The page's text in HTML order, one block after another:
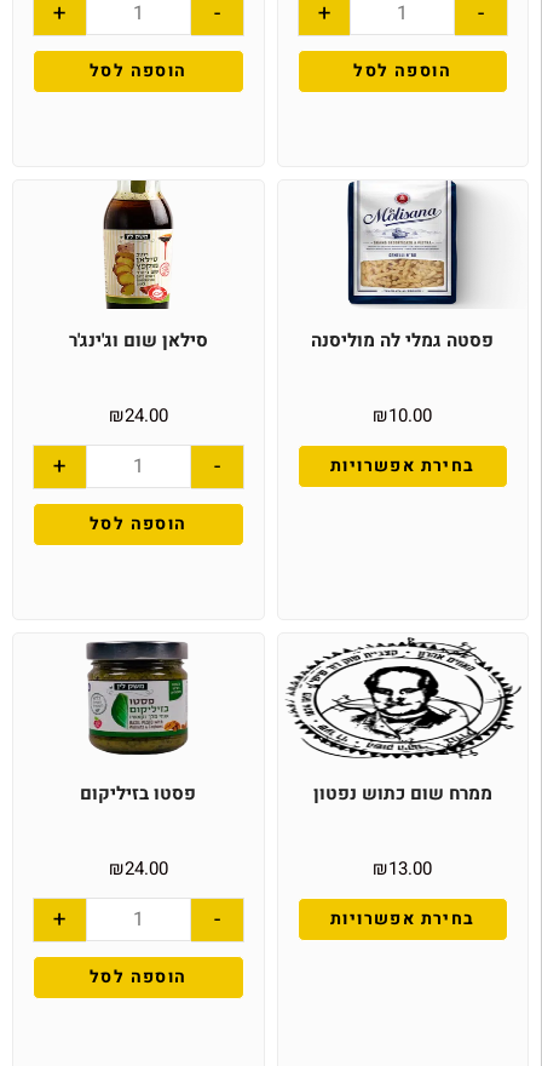
-
+
הוספה לסל
-
+
הוספה לסל
פסטה גמלי לה מוליסנה
₪10.00
בחירת אפשרויות
סילאן שום וג'ינג'ר
₪24.00
-
+
הוספה לסל
ממרח שום כתוש נפטון
₪13.00
בחירת אפשרויות
פסטו בזיליקום
₪24.00
-
+
הוספה לסל